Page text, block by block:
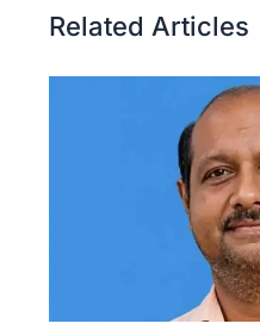
Related Articles